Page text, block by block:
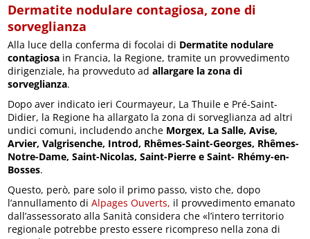
Dermatite nodulare contagiosa, zone di
sorveglianza
Alla luce della conferma di focolai di Dermatite nodulare
contagiosa in Francia, la Regione, tramite un provvedimento
dirigenziale, ha provveduto adallargare la zona di
sorveglianza.
Dopo aver indicato ieri Courmayeur, La Thuile e Pré-Saint-
Didier, la Regione ha allargato la zona di sorveglianza ad altri
undici comuni, includendo anche Morgex, La Salle, Avise,
Arvier, Valgrisenche, Introd, Rhêmes-Saint-Georges, Rhêmes-
Notre-Dame, Saint-Nicolas, Saint-Pierre e Saint- Rhémy-en-
Bosses.
Questo, però, pare solo il primo passo, visto che, dopo
l’annullamento diAlpages Ouverts, il provvedimento emanato
dall’assessorato alla Sanità considera che «l’intero territorio
regionale potrebbe presto essere ricompreso nella zona di